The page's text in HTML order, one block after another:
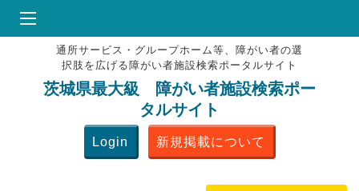
HOME
♥お気にりブックマーク
掲載会員MENU
よくある質問
通所サービス・グループホーム等、障がい者の選
択肢を広げる障がい者施設検索ポータルサイト
茨城県最大級 障がい者施設検索ポー
タルサイト
Login 新規掲載について